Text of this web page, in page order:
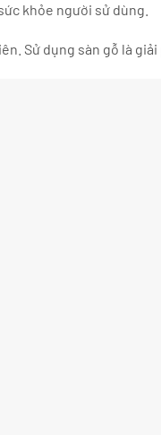
khỏe người sử dùng.
Sử dụng sàn gỗ là